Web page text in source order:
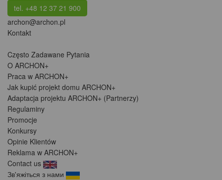
tel. +48 12 37 21 900
archon@archon.pl
Kontakt
Często Zadawane Pytania
O ARCHON+
Praca w ARCHON+
Jak kupić projekt domu ARCHON+
Adaptacja projektu ARCHON+ (Partnerzy)
Regulaminy
Promocje
Konkursy
Opinie Klientów
Reklama w ARCHON+
Contact us
Зв'яжіться з нами